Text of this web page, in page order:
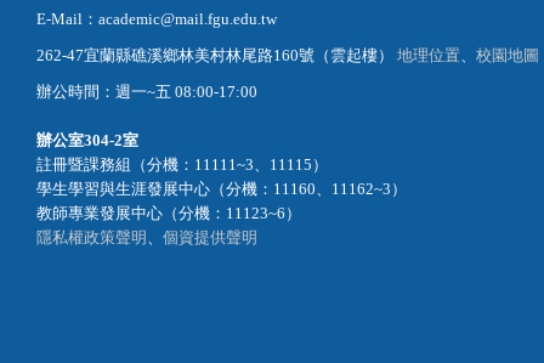
E-Mail：academic@mail.fgu.edu.tw
262-47宜蘭縣礁溪鄉林美村林尾路160號（雲起樓） 地理位置
校園地圖
辦公時間：週一~五 08:00-17:00
辦公室304-2室
註冊暨課務組（分機：11111~3、11115）
學生學習與生涯發展中心（分機：11160、11162~3）
教師專業發展中心（分機：11123~6）
隱私權政策聲明
個資提供聲明